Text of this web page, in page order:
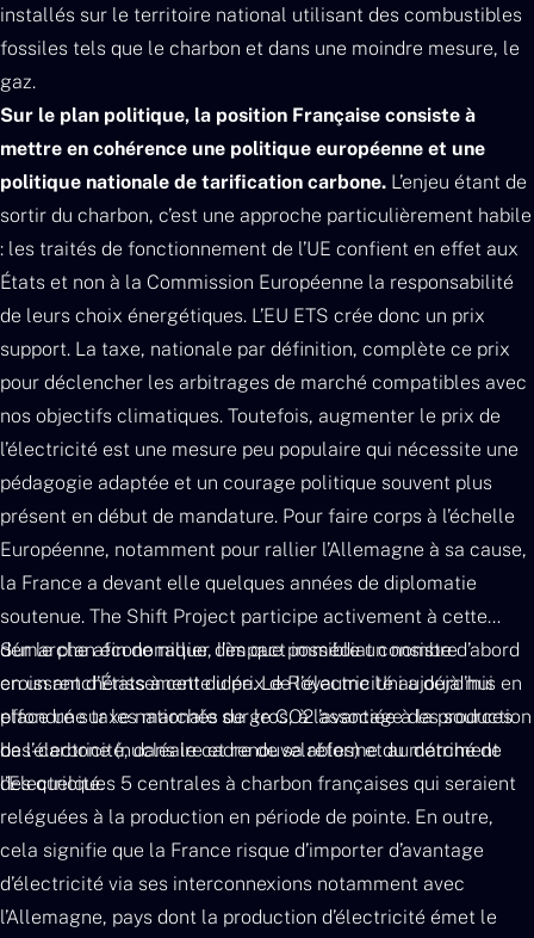
installés sur le territoire national utilisant des combustibles
fossiles tels que le charbon et dans une moindre mesure, le
gaz.
Sur le plan politique, la position Française consiste à
mettre en cohérence une politique européenne et une
politique nationale de tarification carbone. L’enjeu étant de
sortir du charbon, c’est une approche particulièrement habile
: les traités de fonctionnement de l’UE confient en effet aux
États et non à la Commission Européenne la responsabilité
de leurs choix énergétiques. L’EU ETS crée donc un prix
support. La taxe, nationale par définition, complète ce prix
pour déclencher les arbitrages de marché compatibles avec
nos objectifs climatiques. Toutefois, augmenter le prix de
l’électricité est une mesure peu populaire qui nécessite une
pédagogie adaptée et un courage politique souvent plus
présent en début de mandature. Pour faire corps à l’échelle
Européenne, notamment pour rallier l’Allemagne à sa cause,
la France a devant elle quelques années de diplomatie
soutenue. The Shift Project participe activement à cette
démarche afin de rallier dès que possible un nombre
croissant d’États à cette idée. Le Royaume Uni a déjà mis en
place une taxe nationale sur le CO2 associée à la production
de l’électricité, dans le cadre de sa réforme du marché de
l’Electricité.
Sur le plan économique, l’impact immédiat consiste d’abord
en un renchérissement du prix de l’électricité aujourd’hui
effondré sur les marchés de gros, à l’avantage des sources
bas-carbone (nucléaire et renouvelables) et au détriment
des quelques 5 centrales à charbon françaises qui seraient
reléguées à la production en période de pointe. En outre,
cela signifie que la France risque d’importer d’avantage
d’électricité via ses interconnexions notamment avec
l’Allemagne, pays dont la production d’électricité émet le